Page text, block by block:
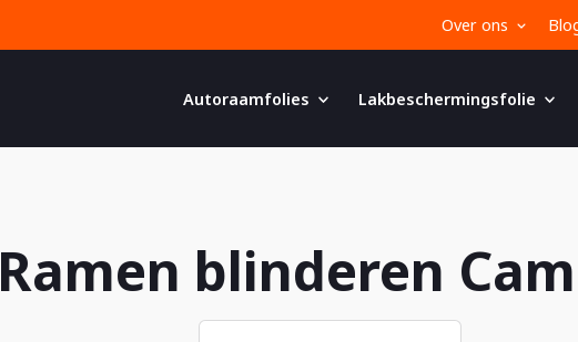
Over ons
Autoraamfolies Lakbeschermingsfolie
Ramen blinderen